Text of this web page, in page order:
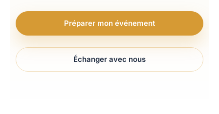
Préparer mon événement
Échanger avec nous